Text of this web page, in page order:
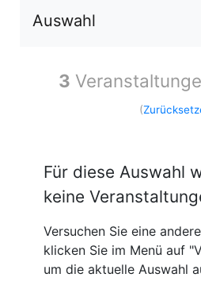
Auswahl
3
(
Für diese Auswahl
keine
Versuchen Sie eine
klicken Sie im Menü auf
um die aktuelle Auswahl